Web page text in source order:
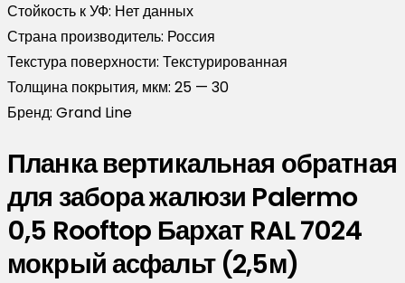
Стойкость к УФ: Нет данных
Страна производитель: Россия
Текстура поверхности: Текстурированная
Толщина покрытия, мкм: 25 — 30
Бренд: Grand Line
Планка вертикальная обратная
для забора жалюзи Palermo
0,5 Rooftop Бархат RAL 7024
мокрый асфальт (2,5м)